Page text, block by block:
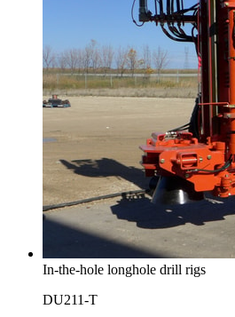
In-the-hole longhole drill rigs
DU211-T